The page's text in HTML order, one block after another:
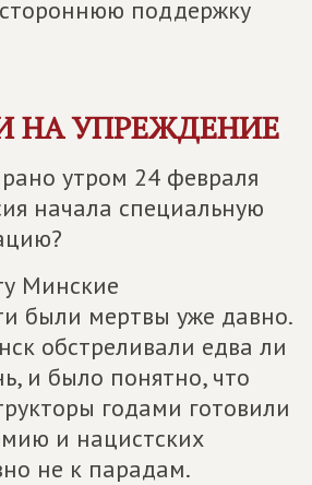
поддержку
НА УПРЕЖДЕНИЕ
утром 24 февраля
начала специальную
Минские
были мертвы уже давно.
обстреливали едва ли
и было понятно, что
годами готовили
и нацистских
не к парадам.